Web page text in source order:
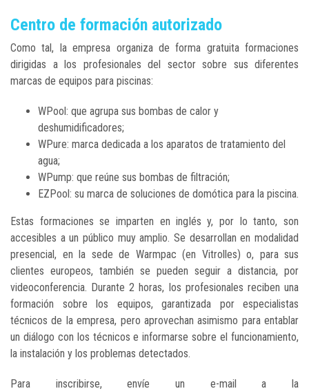
Centro de formación autorizado
Como tal, la empresa organiza de forma gratuita formaciones
dirigidas a los profesionales del sector sobre sus diferentes
marcas de equipos para piscinas:
WPool: que agrupa sus bombas de calor y
deshumidificadores;
WPure: marca dedicada a los aparatos de tratamiento del
agua;
WPump: que reúne sus bombas de filtración;
EZPool: su marca de soluciones de domótica para la piscina.
Estas formaciones se imparten en inglés y, por lo tanto, son
accesibles a un público muy amplio. Se desarrollan en modalidad
presencial, en la sede de Warmpac (en Vitrolles) o, para sus
clientes europeos, también se pueden seguir a distancia, por
videoconferencia. Durante 2 horas, los profesionales reciben una
formación sobre los equipos, garantizada por especialistas
técnicos de la empresa, pero aprovechan asimismo para entablar
un diálogo con los técnicos e informarse sobre el funcionamiento,
la instalación y los problemas detectados.
Para inscribirse, envíe un e-mail a la